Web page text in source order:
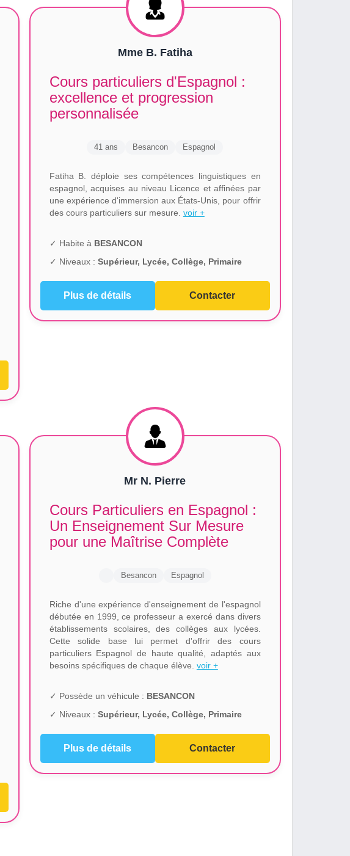
Mme B. Fatiha
Cours particuliers d'Espagnol :
excellence et progression
personnalisée
41 ans Besancon Espagnol
Fatiha B. déploie ses compétences linguistiques en
espagnol, acquises au niveau Licence et affinées par
une expérience d'immersion aux États-Unis, pour offrir
des cours particuliers sur mesure. voir +
✓ Habite à BESANCON
✓ Niveaux : Supérieur, Lycée, Collège, Primaire
Plus de détails Contacter
Mr N. Pierre
Cours Particuliers en Espagnol :
Un Enseignement Sur Mesure
pour une Maîtrise Complète
Besancon Espagnol
Riche d'une expérience d'enseignement de l'espagnol
débutée en 1999, ce professeur a exercé dans divers
établissements scolaires, des collèges aux lycées.
Cette solide base lui permet d'offrir des cours
particuliers Espagnol de haute qualité, adaptés aux
besoins spécifiques de chaque élève. voir +
✓ Possède un véhicule : BESANCON
✓ Niveaux : Supérieur, Lycée, Collège, Primaire
Plus de détails Contacter